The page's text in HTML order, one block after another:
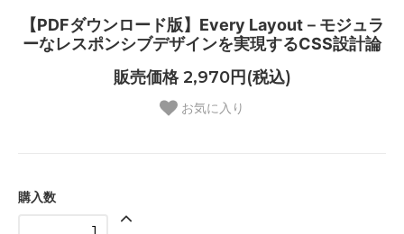
【PDFダウンロード版】Every Layout－モジュラ
ーなレスポンシブデザインを実現するCSS設計論
販売価格 2,970円(税込)
お気に入り
購入数